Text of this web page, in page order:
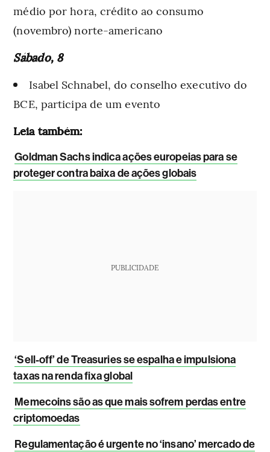
médio por hora, crédito ao consumo
(novembro) norte-americano
Sábado, 8
Isabel Schnabel, do conselho executivo do
BCE, participa de um evento
Leia também:
Goldman Sachs indica ações europeias para se
proteger contra baixa de ações globais
PUBLICIDADE
‘Sell-off’ de Treasuries se espalha e impulsiona
taxas na renda fixa global
Memecoins são as que mais sofrem perdas entre
criptomoedas
Regulamentação é urgente no ‘insano’ mercado de